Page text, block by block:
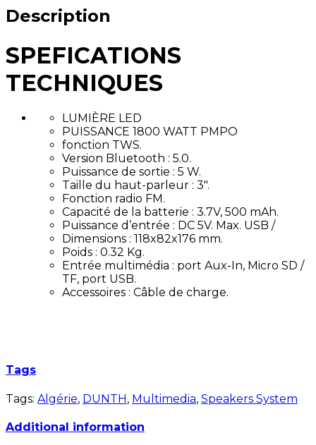
Description
SPEFICATIONS
TECHNIQUES
LUMIÈRE LED
PUISSANCE 1800 WATT PMPO
fonction TWS.
Version Bluetooth : 5.0.
Puissance de sortie : 5 W.
Taille du haut-parleur : 3″.
Fonction radio FM.
Capacité de la batterie : 3.7V, 500 mAh.
Puissance d’entrée : DC 5V. Max. USB /
Dimensions : 118x82x176 mm.
Poids : 0.32 Kg.
Entrée multimédia : port Aux-In, Micro SD /
TF, port USB.
Accessoires : Câble de charge.
Tags
Tags: Algérie, DUNTH, Multimedia, Speakers System
Additional information